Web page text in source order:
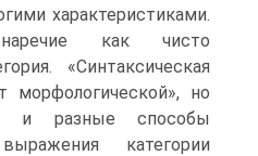
характеристиками.
как чисто
«Синтаксическая
морфологической», но
и разные способы
категории